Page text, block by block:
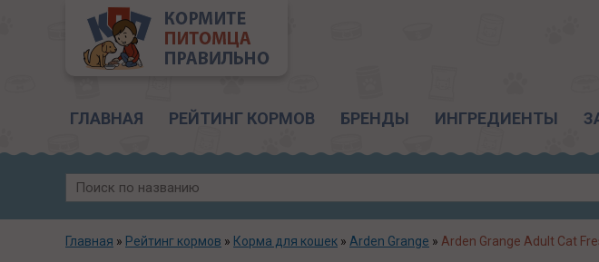
ГЛАВНАЯ РЕЙТИНГ КОРМОВ БРЕНДЫ ИНГРЕДИЕНТЫ
Главная » Рейтинг кормов » Корма для кошек » Arden Grange » Arden Grange Adult Cat